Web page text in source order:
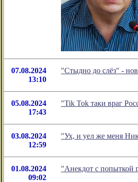
07.08.2024
13:10
"Стыдно до слёз" -
05.08.2024
17:43
"Tik Tok таки враг
03.08.2024
12:59
"Ух, и уел же меня
01.08.2024
09:02
"Анекдот с попыткой